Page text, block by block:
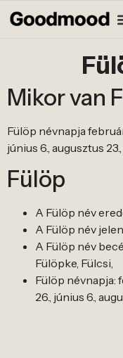
Mikor van
Fülöp névnapja február
június 6., augusztus
Fülöp
A Fülöp név
A Fülöp név
A Fülöp név
Fülöpke, Fülcsi,
Fülöp névnapja:
26., június 6.,